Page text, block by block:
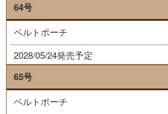
64号
ベルトポーチ
2028/05/24発売予定
65号
ベルトポーチ